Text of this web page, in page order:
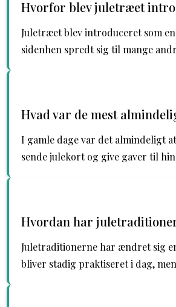
Hvorfor blev juletræet
Juletræet blev introduceret som
sidenhen spredt sig til mange
Hvad var de mest
I gamle dage var det almindeligt
sende julekort og give gaver til
Hvordan har
Juletraditionerne har ændret sig
bliver stadig praktiseret i dag,